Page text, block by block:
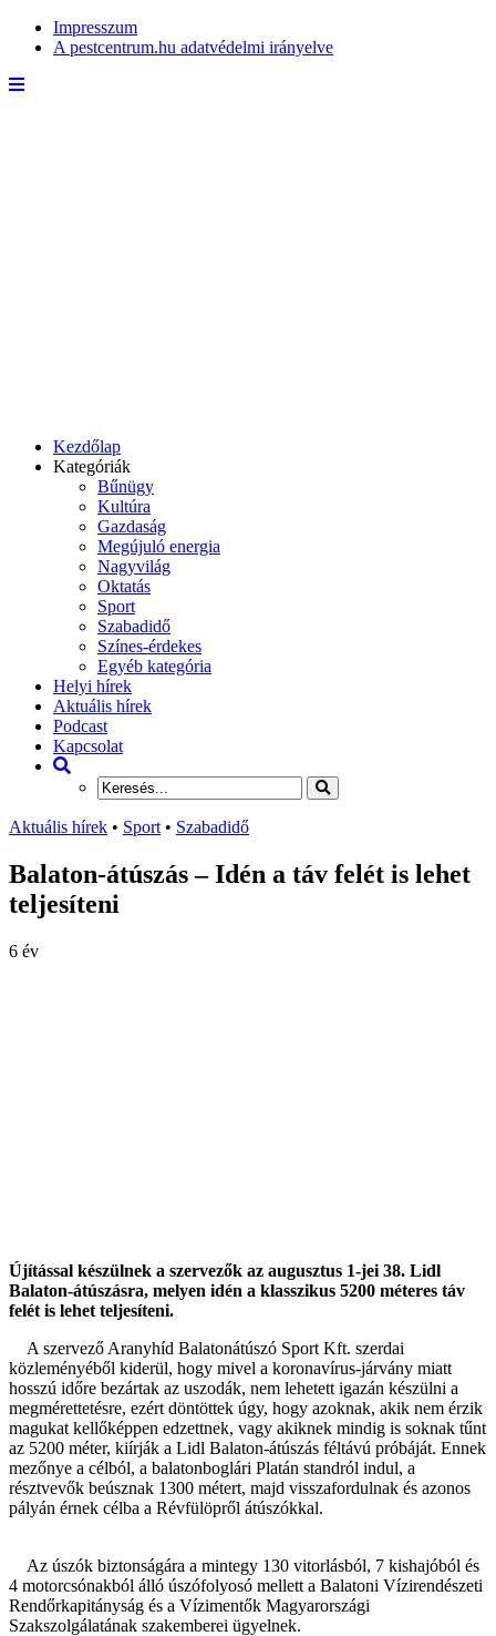
Impresszum
A pestcentrum.hu adatvédelmi irányelve
Kezdőlap
Kategóriák
Bűnügy
Kultúra
Gazdaság
Megújuló energia
Nagyvilág
Oktatás
Sport
Szabadidő
Színes-érdekes
Egyéb kategória
Helyi hírek
Aktuális hírek
Podcast
Kapcsolat
Aktuális hírek • Sport • Szabadidő
Balaton-átúszás – Idén a táv felét is lehet
teljesíteni
6 év
Újítással készülnek a szervezők az augusztus 1-jei 38. Lidl
Balaton-átúszásra, melyen idén a klasszikus 5200 méteres táv
felét is lehet teljesíteni.
A szervező Aranyhíd Balatonátúszó Sport Kft. szerdai
közleményéből kiderül, hogy mivel a koronavírus-járvány miatt
hosszú időre bezártak az uszodák, nem lehetett igazán készülni a
megmérettetésre, ezért döntöttek úgy, hogy azoknak, akik nem érzik
magukat kellőképpen edzettnek, vagy akiknek mindig is soknak tűnt
az 5200 méter, kiírják a Lidl Balaton-átúszás féltávú próbáját. Ennek
mezőnye a célból, a balatonboglári Platán standról indul, a
résztvevők beúsznak 1300 métert, majd visszafordulnak és azonos
pályán érnek célba a Révfülöpről átúszókkal.
Az úszók biztonságára a mintegy 130 vitorlásból, 7 kishajóból és
4 motorcsónakból álló úszófolyosó mellett a Balatoni Vízirendészeti
Rendőrkapitányság és a Vízimentők Magyarországi
Szakszolgálatának szakemberei ügyelnek.